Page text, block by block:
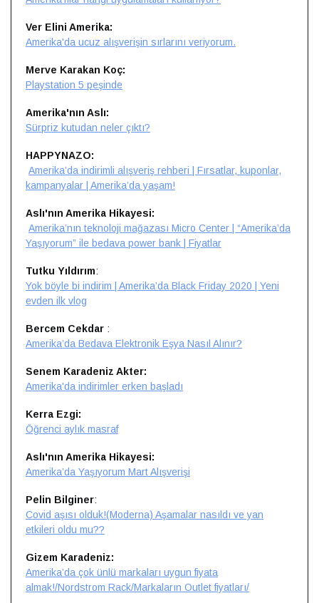
Ver Elini Amerika:
Amerika'da ucuz alışverişin sırlarını veriyorum.
Merve Karakan Koç:
Playstation 5 peşinde
Amerika'nın Aslı:
Sürpriz kutudan neler çıktı?
HAPPYNAZO:
Amerika’da indirimli alışveriş rehberi | Fırsatlar, kuponlar,
kampanyalar | Amerika’da yaşam!
Aslı'nın Amerika Hikayesi:
Amerika’nın teknoloji mağazası Micro Center | “Amerika’da
Yaşıyorum” ile bedava power bank | Fiyatlar
Tutku Yıldırım:
Yok böyle bi indirim | Amerika’da Black Friday 2020 | Yeni
evden ilk vlog
Bercem Cekdar :
Amerika’da Bedava Elektronik Eşya Nasıl Alınır?
Senem Karadeniz Akter:
Amerika'da indirimler erken başladı
Kerra Ezgi:
Öğrenci aylık masraf
Aslı'nın Amerika Hikayesi:
Amerika’da Yaşıyorum Mart Alışverişi
Pelin Bilginer:
Covid aşısı olduk!(Moderna) Aşamalar nasıldı ve yan
etkileri oldu mu??
Gizem Karadeniz:
Amerika’da çok ünlü markaları uygun fiyata
almak!/Nordstrom Rack/Markaların Outlet fiyatları/